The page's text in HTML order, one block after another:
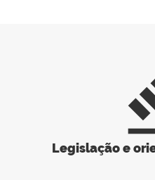
Legislação e